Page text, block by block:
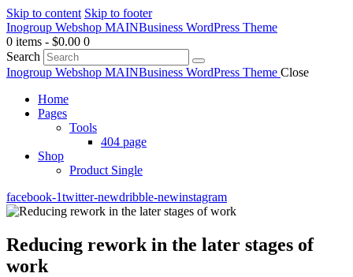
Skip to content Skip to footer
Inogroup Webshop MAINBusiness WordPress Theme
0 items - $0.00 0
Search
Inogroup Webshop MAINBusiness WordPress Theme Close
Home
Pages
Tools
404 page
Shop
Product Single
facebook-1twitter-newdribble-newinstagram
Reducing rework in the later stages of
work